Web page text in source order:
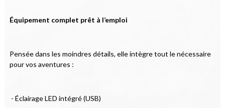
Équipement complet prêt à l’emploi
Pensée dans les moindres détails, elle intègre tout le nécessaire
pour vos aventures :
- Éclairage LED intégré (USB)